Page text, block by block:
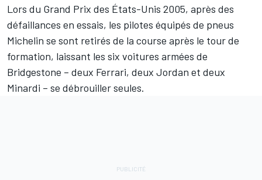
Lors du Grand Prix des États-Unis 2005, après des
défaillances en essais, les pilotes équipés de pneus
Michelin se sont retirés de la course après le tour de
formation, laissant les six voitures armées de
Bridgestone – deux Ferrari, deux Jordan et deux
Minardi – se débrouiller seules.